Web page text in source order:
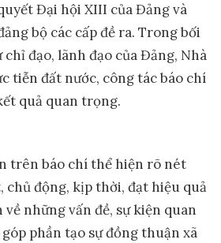
Đại hội XIII của Đảng và
bộ các cấp đề ra. Trong bối
chỉ đạo, lãnh đạo của Đảng, Nhà
tiễn đất nước, công tác báo chí
quả quan trọng.
trên báo chí thể hiện rõ nét
chủ động, kịp thời, đạt hiệu quả
những vấn đề, sự kiện quan
phần tạo sự đồng thuận xã